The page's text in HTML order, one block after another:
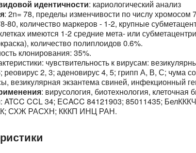
идентичности: кариологический анализ
: 2n= 78, пределы изменчивости по числу хромосом
80, количество маркеров - 1-2, крупные
имеются 1-2 средние мета- или
количество полиплоидов 0.6%.
клонирования: 35%.
чувствительность к вирусам:
реовирус 2, 3; аденовирус 4, 5; грипп А, В, С; чума
везикулярная экзантема свиней, инфекционный
: вирусология, биотехнология, клеточная
: ATCC CCL 34; ECACC 84121903; 85011435;
СХЖ РАСХН; КККП ИНЦ РАН.